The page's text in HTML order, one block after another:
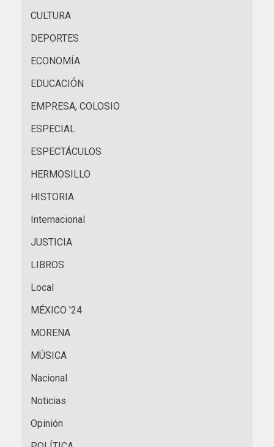
CULTURA
DEPORTES
ECONOMÍA
EDUCACIÓN
EMPRESA, COLOSIO
ESPECIAL
ESPECTÁCULOS
HERMOSILLO
HISTORIA
Internacional
JUSTICIA
LIBROS
Local
MÉXICO '24
MORENA
MÚSICA
Nacional
Noticias
Opinión